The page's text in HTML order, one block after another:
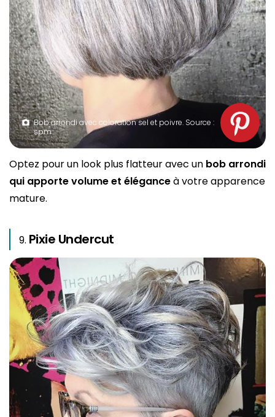
Bob arrondi avec coloration sel et poivre. Source :
spm
Optez pour un look plus flatteur avec un bob arrondi
qui apporte volume et éléganceà votre apparence
mature.
Pixie Undercut